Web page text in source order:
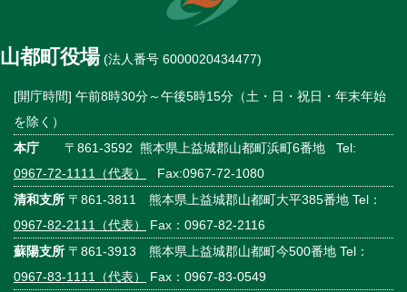
山都町役場(法人番号 6000020434477)
[開庁時間] 午前8時30分～午後5時15分（土・日・祝日・年末年始
を除く）
本庁 〒861-3592 熊本県上益城郡山都町浜町6番地 Tel:
0967-72-1111（代表）
Fax:0967-72-1080
清和支所 〒861-3811 熊本県上益城郡山都町大平385番地 Tel：
0967-82-2111（代表）
Fax：0967-82-2116
蘇陽支所 〒861-3913 熊本県上益城郡山都町今500番地 Tel：
0967-83-1111（代表）
Fax：0967-83-0549